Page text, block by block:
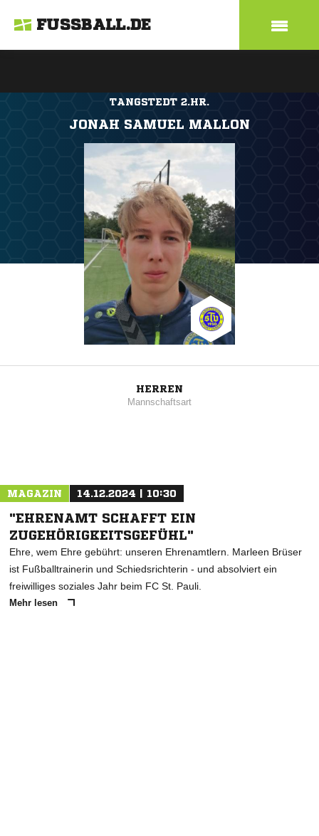
FUSSBALL.DE
TANGSTEDT 2.HR.
JONAH SAMUEL MALLON
HERREN
Mannschaftsart
MAGAZIN 14.12.2024 | 10:30
"EHRENAMT SCHAFFT EIN
ZUGEHÖRIGKEITSGEFÜHL"
Ehre, wem Ehre gebührt: unseren Ehrenamtlern. Marleen Brüser
ist Fußballtrainerin und Schiedsrichterin - und absolviert ein
freiwilliges soziales Jahr beim FC St. Pauli.
Mehr lesen